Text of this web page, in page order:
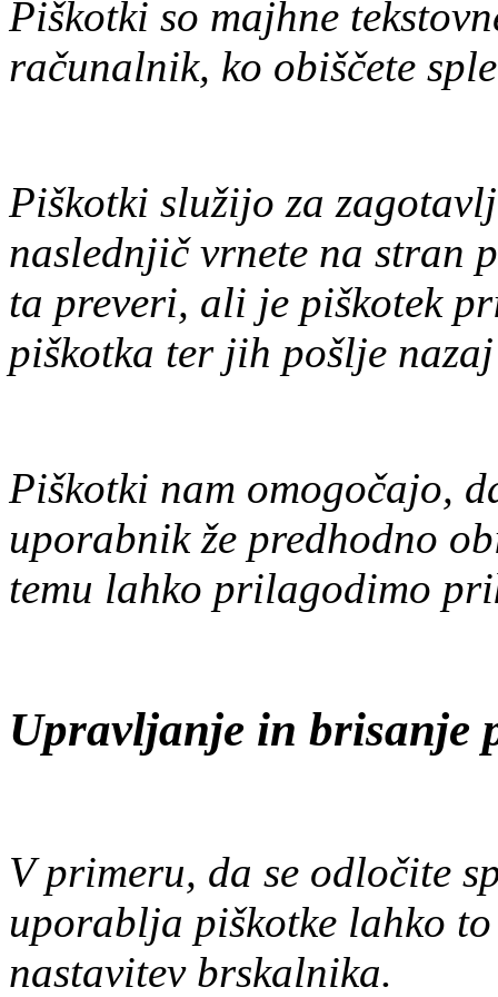
Piškotki so majhne
računalnik, ko obiščete
Piškotki služijo za
naslednjič vrnete na stran
ta preveri, ali je piškotek
piškotka ter jih pošlje
Piškotki nam omogočajo,
uporabnik že predhodno
temu lahko prilagodimo
Upravljanje in brisanje
V primeru, da se odločite
uporablja piškotke lahko
nastavitev brskalnika.